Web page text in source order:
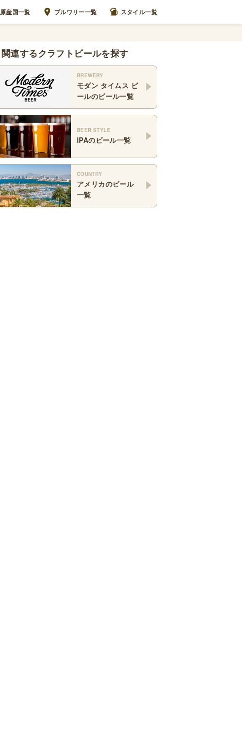
原産国一覧 ブルワリー一覧 スタイル一覧
関連するクラフトビールを探す
BREWERY
モダン タイムス ビ
ールのビール一覧
BEER STYLE
IPAのビール一覧
COUNTRY
アメリカのビール
一覧